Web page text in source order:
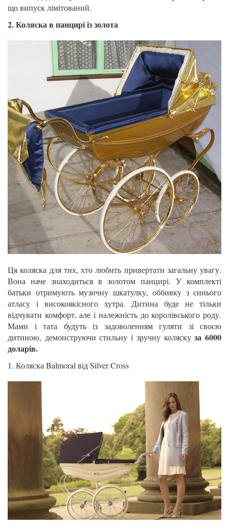
що випуск лімітований.
2. Коляска в панцирі із золота
Ця коляска для тих, хто любить привертати загальну увагу.
Вона наче знаходиться в золотом панцирі. У комплекті
батьки отримують музичну шкатулку, оббивку з синього
атласу і високоякісного хутра. Дитина буде не тільки
відчувати комфорт, але і належність до королівського роду.
Мами і тата будуть із задоволенням гуляти зі своєю
дитиною, демонструючи стильну і зручну коляскуза 6000
доларів.
1. Коляска Balmoral від Silver Cross